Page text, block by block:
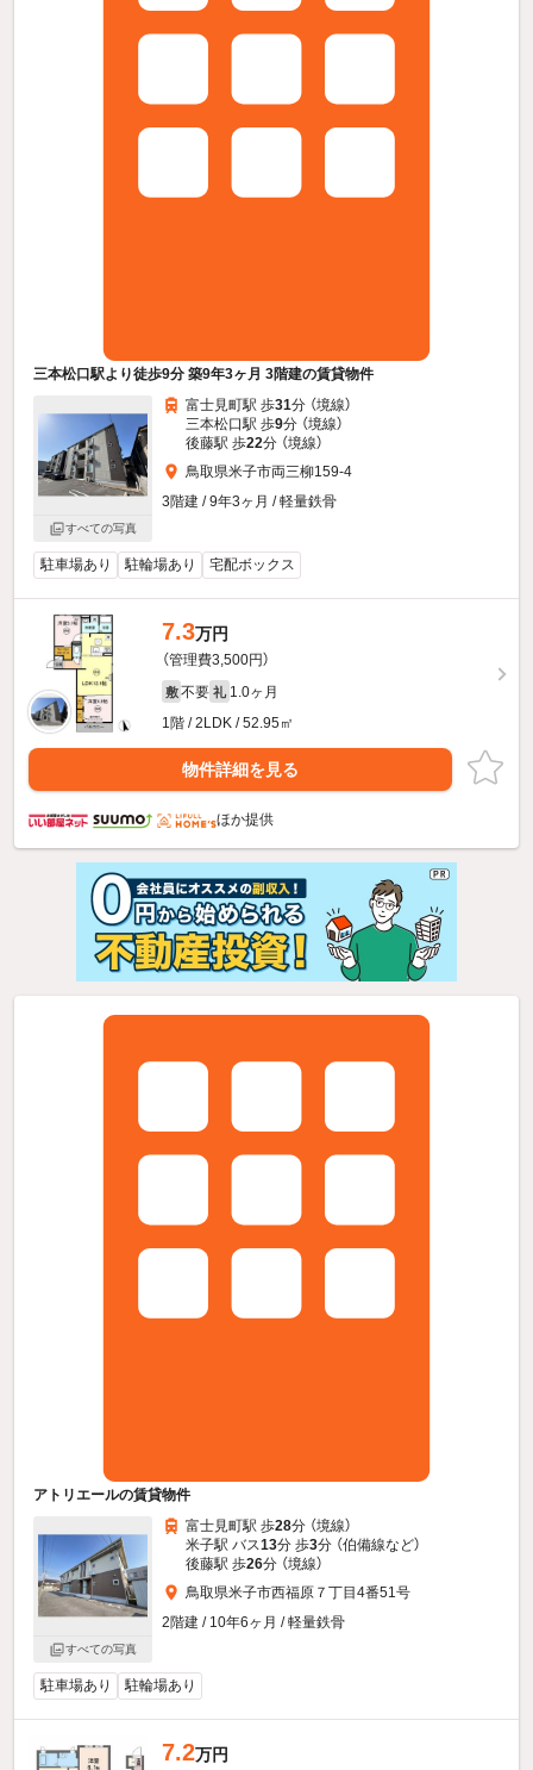
三本松口駅より徒歩9分 築9年3ヶ月 3階建の賃貸物件
すべての写真
富士見町駅 歩31分 （境線）
三本松口駅 歩9分 （境線）
後藤駅 歩22分 （境線）
鳥取県米子市両三柳159-4
3階建 / 9年3ヶ月 / 軽量鉄骨
駐車場あり 駐輪場あり 宅配ボックス
7.3万円
（管理費3,500円）
敷 不要 礼 1.0ヶ月
1階 / 2LDK / 52.95㎡
物件詳細を見る
ほか提供
アトリエールの賃貸物件
すべての写真
富士見町駅 歩28分 （境線）
米子駅 バス13分 歩3分 （伯備線など）
後藤駅 歩26分 （境線）
鳥取県米子市西福原７丁目4番51号
2階建 / 10年6ヶ月 / 軽量鉄骨
駐車場あり 駐輪場あり
7.2万円